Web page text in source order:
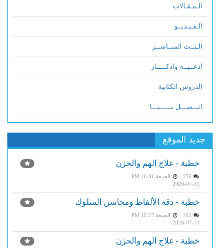
الـمـقـالات
الـفـيـديــو
الـبــث المبــاشــر
ادعــيــة واذكـــــار
الدروس الكتابية
اتـــصـــل بــــــنـــا
جديد الموقع
خطبة - علاج الهم والحزن
الجمعة PM 10:31
2026-07-31
خطبة - دقة الألفاظ ومحاسن السلوك
الجمعة PM 10:27
2026-07-31
خطبة - علاج الهم والحزن